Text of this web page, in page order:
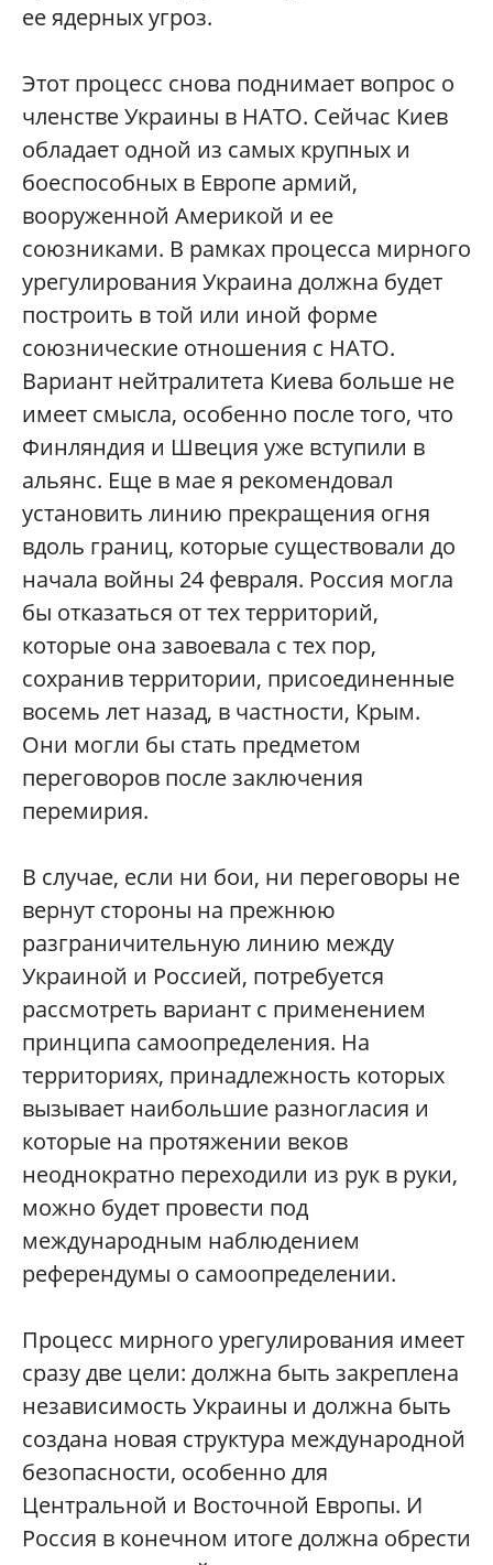
ее ядерных угроз.
Этот процесс снова поднимает вопрос о
членстве Украины в НАТО. Сейчас Киев
обладает одной из самых крупных и
боеспособных в Европе армий,
вооруженной Америкой и ее
союзниками. В рамках процесса мирного
урегулирования Украина должна будет
построить в той или иной форме
союзнические отношения с НАТО.
Вариант нейтралитета Киева больше не
имеет смысла, особенно после того, что
Финляндия и Швеция уже вступили в
альянс. Еще в мае я рекомендовал
установить линию прекращения огня
вдоль границ, которые существовали до
начала войны 24 февраля. Россия могла
бы отказаться от тех территорий,
которые она завоевала с тех пор,
сохранив территории, присоединенные
восемь лет назад, в частности, Крым.
Они могли бы стать предметом
переговоров после заключения
перемирия.
В случае, если ни бои, ни переговоры не
вернут стороны на прежнюю
разграничительную линию между
Украиной и Россией, потребуется
рассмотреть вариант с применением
принципа самоопределения. На
территориях, принадлежность которых
вызывает наибольшие разногласия и
которые на протяжении веков
неоднократно переходили из рук в руки,
можно будет провести под
международным наблюдением
референдумы о самоопределении.
Процесс мирного урегулирования имеет
сразу две цели: должна быть закреплена
независимость Украины и должна быть
создана новая структура международной
безопасности, особенно для
Центральной и Восточной Европы. И
Россия в конечном итоге должна обрести